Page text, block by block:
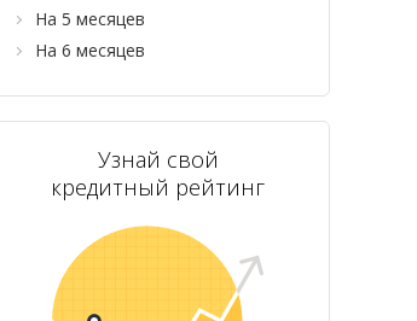
На 5 месяцев
На 6 месяцев
Узнай свой
кредитный рейтинг